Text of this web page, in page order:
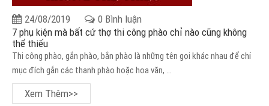
24/08/2019
0 Bình luận
7 phụ kiện mà bất cứ thợ thi công phào chỉ nào cũng không
thể thiếu
Thi công phào, gắn phào, bắn phào là những tên gọi khác nhau để chỉ
mục đích gắn các thanh phào hoặc hoa văn, ...
Xem Thêm>>